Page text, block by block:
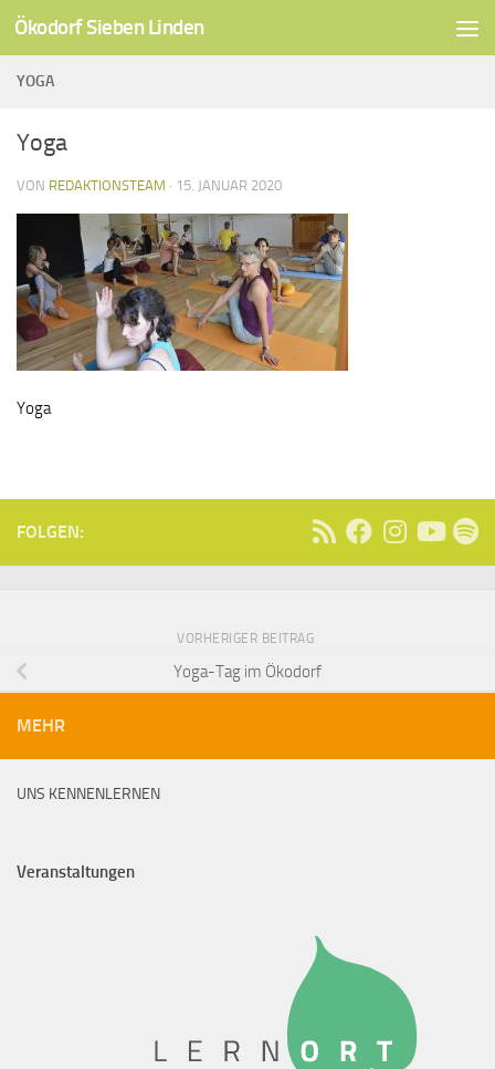
Unter dem Inhalt
Ökodorf Sieben Linden
YOGA
Yoga
VON REDAKTIONSTEAM · 15. JANUAR 2020
Yoga
FOLGEN:
VORHERIGER BEITRAG
Yoga-Tag im Ökodorf
MEHR
UNS KENNENLERNEN
Veranstaltungen